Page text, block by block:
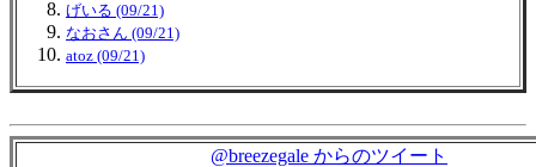
げいる (09/21)
なおさん (09/21)
atoz (09/21)
@breezegale からのツイート